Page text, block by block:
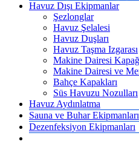
Havuz Dışı Ekipmanlar
Şezlonglar
Havuz Şelalesi
Havuz Duşları
Havuz Taşma Izgarası
Makine Dairesi
Makine Dairesi ve
Bahçe Kapakları
Süs Havuzu Nozulları
Havuz Aydınlatma
Sauna ve Buhar Ekipmanları
Dezenfeksiyon Ekipmanları